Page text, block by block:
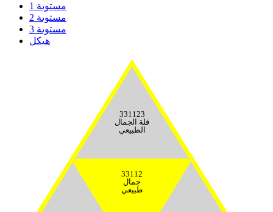
مستوىة 1
مستوىة 2
مستوىة 3
هيكل
33112
جمال
طبيعي
331123
قلة الجمال
الطبيعي